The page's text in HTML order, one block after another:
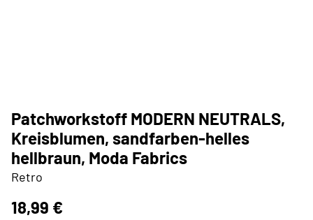
Patchworkstoff MODERN NEUTRALS,
Kreisblumen, sandfarben-helles
hellbraun, Moda Fabrics
Retro
18,99 €